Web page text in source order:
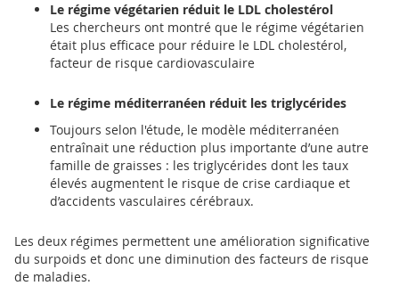
Le régime végétarien réduit le LDL cholestérol
Les chercheurs ont montré que le régime végétarien
était plus efficace pour réduire le LDL cholestérol,
facteur de risque cardiovasculaire
Le régime méditerranéen réduit les triglycérides
Toujours selon l'étude, le modèle méditerranéen
entraînait une réduction plus importante d’une autre
famille de graisses : les triglycérides dont les taux
élevés augmentent le risque de crise cardiaque et
d’accidents vasculaires cérébraux.
Les deux régimes permettent une amélioration significative
du surpoids et donc une diminution des facteurs de risque
de maladies.